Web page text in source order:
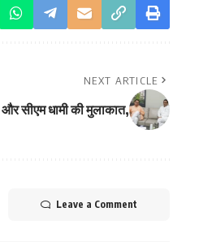
NEXT ARTICLE
सीएम धामी की मुलाकात,
Leave a Comment